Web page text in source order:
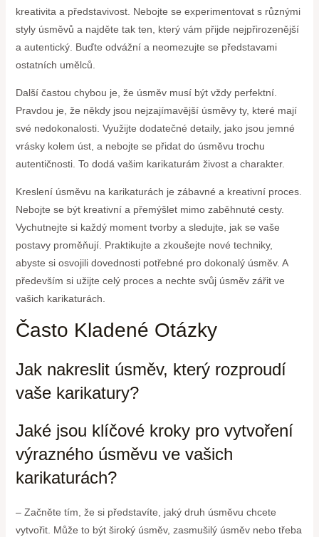
kreativita a představivost. Nebojte se experimentovat s různými
styly úsměvů a najděte tak ten, který vám přijde nejpřirozenější
a autentický. Buďte odvážní a neomezujte se představami
ostatních umělců.
Další častou chybou je, že úsměv musí být vždy perfektní.
Pravdou je, že někdy jsou nejzajímavější úsměvy ty, které mají
své nedokonalosti. Využijte dodatečné detaily, jako jsou jemné
vrásky kolem úst, a nebojte se přidat do úsměvu trochu
autentičnosti. To dodá vašim karikaturám živost a charakter.
Kreslení úsměvu na karikaturách je zábavné a kreativní proces.
Nebojte se být kreativní a přemýšlet mimo zaběhnuté cesty.
Vychutnejte si každý moment tvorby a sledujte, jak se vaše
postavy proměňují. Praktikujte a zkoušejte nové techniky,
abyste si osvojili dovednosti potřebné pro dokonalý úsměv. A
především si užijte celý proces a nechte svůj úsměv zářit ve
vašich karikaturách.
Často Kladené Otázky
Jak nakreslit úsměv, který rozproudí
vaše karikatury?
Jaké jsou klíčové kroky pro vytvoření
výrazného úsměvu ve vašich
karikaturách?
– Začněte tím, že si představíte, jaký druh úsměvu chcete
vytvořit. Může to být široký úsměv, zasmušilý úsměv nebo třeba